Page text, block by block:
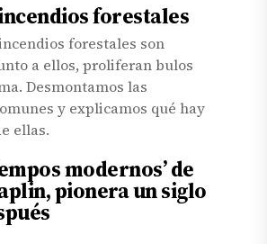
forestales
forestales son
a ellos, proliferan bulos
Desmontamos las
y explicamos qué hay
ellas.
modernos’ de
pionera un siglo